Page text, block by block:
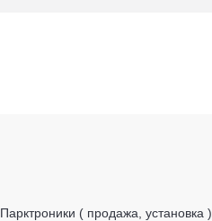
Парктроники ( продажа, установка )